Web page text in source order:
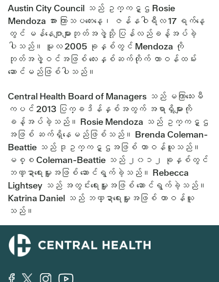
Austin City Council သည် ဥက္ကဋ္ဌ Rosie
Mendoza အား ကြာသပတေးနေ့၊ ဇန်နဝါရီလ 17 ရက်နေ့
တွင် မန်နေဂျာများဘုတ်အဖွဲ့သို့ ပြန်လည်ခန့်အပ်ခဲ့
ပါသည်။ မူလ 2005 ခုနှစ်တွင် Mendoza ကို
ဘုတ်အဖွဲ့ဝင်အဖြစ် လေးနှစ်ဆက်တိုက် တာဝန်ထမ်း
ဆောင်မည်ဖြစ်ပါသည်။
Central Health Board of Managers သည် မကြာသေးမီ
ကပင် 2013 ပြက္ခဒိန်နှစ်အတွက် အရာရှိများကို
ခန့်အပ်ခဲ့သည်။ Rosie Mendoza သည် ဥက္ကဋ္ဌ
အဖြစ် ဆက်ရှိနေမည်ဖြစ်သည်။ Brenda Coleman-
Beattie သည် ဒုဥက္ကဋ္ဌအဖြစ် တာဝန်ယူသည်။
မစ္စ Coleman-Beattie သည် ၂၀၁၂ ခုနှစ်တွင်
ဘဏ္ဍာရေးမှူးအဖြစ် ဆောင်ရွက်ခဲ့သည်။ Rebecca
Lightsey သည် အတွင်းရေးမှူးအဖြစ် ဆောင်ရွက်ခဲ့သည်။
Katrina Daniel သည် ဘဏ္ဍာရေးမှူးအဖြစ် တာဝန်ယူ
သည်။